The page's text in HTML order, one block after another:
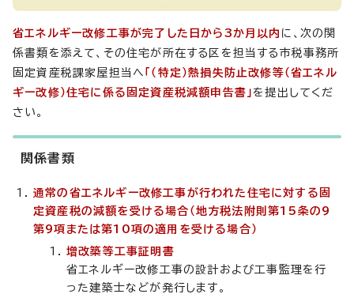
省エネルギー改修工事が完了した日から3か月以内 に、次の関
係書類を添えて、その住宅が所在する区を担当する市税事務所
固定資産税課家屋担当へ 「（特定）熱損失防止改修等（省エネル
ギー改修）住宅に係る固定資産税減額申告書」 を提出してくだ
さい。
関係書類
通常の省エネルギー改修工事が行われた住宅に対する固
定資産税の減額を受ける場合（地方税法附則第15条の9
第9項または第10項の適用を受ける場合）
増改築等工事証明書
省エネルギー改修工事の設計および工事監理を行
った建築士などが発行します。